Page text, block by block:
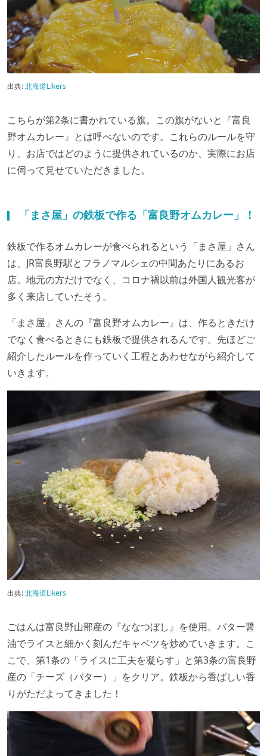
出典:北海道Likers
こちらが第2条に書かれている旗。この旗がないと『富良
野オムカレー』とは呼べないのです。これらのルールを守
り、お店ではどのように提供されているのか、実際にお店
に伺って見せていただきました。
「まさ屋」の鉄板で作る「富良野オムカレー」！
鉄板で作るオムカレーが食べられるという「まさ屋」さん
は、JR富良野駅とフラノマルシェの中間あたりにあるお
店。地元の方だけでなく、コロナ禍以前は外国人観光客が
多く来店していたそう。
「まさ屋」さんの『富良野オムカレー』は、作るときだけ
でなく食べるときにも鉄板で提供されるんです。先ほどご
紹介したルールを作っていく工程とあわせながら紹介して
いきます。
出典:北海道Likers
ごはんは富良野山部産の『ななつぼし』を使用。バター醤
油でライスと細かく刻んだキャベツを炒めていきます。こ
こで、第1条の「ライスに工夫を凝らす」と第3条の富良野
産の「チーズ（バター）」をクリア。鉄板から香ばしい香
りがただよってきました！